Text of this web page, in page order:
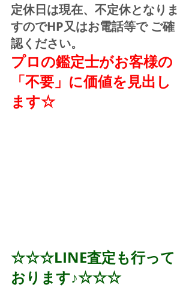
定休日は現在、不定休となりま
すのでHP又はお電話等で ご確
認ください。
プロの鑑定士がお客様の
「不要」に価値を見出し
ます☆
☆☆☆LINE査定も行って
おります♪☆☆☆